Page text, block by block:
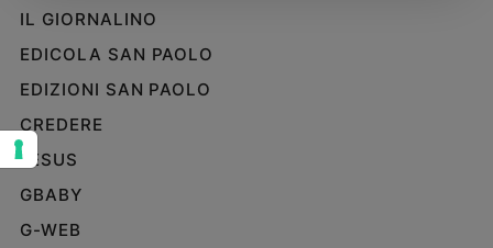
e
2026
Cinema,
Tv
streaming
IL GIORNALINO
EDICOLA SAN PAOLO
EDIZIONI SAN PAOLO
CREDERE
JESUS
GBABY
G-WEB